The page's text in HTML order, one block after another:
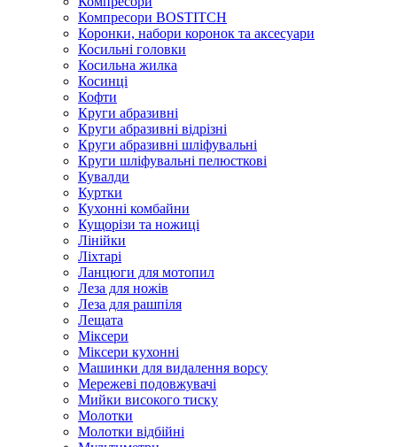
Компресори BOSTITCH
Коронки, набори коронок та аксесуари
Косильні головки
Косильна жилка
Косинці
Кофти
Круги абразивні
Круги абразивні відрізні
Круги абразивні шліфувальні
Круги шліфувальні пелюсткові
Кувалди
Куртки
Кухонні комбайни
Кущорізи та ножиці
Лінійки
Ліхтарі
Ланцюги для мотопил
Леза для ножів
Леза для рашпіля
Лещата
Міксери
Міксери кухонні
Машинки для видалення ворсу
Мережеві подовжувачі
Мийки високого тиску
Молотки
Молотки відбійні